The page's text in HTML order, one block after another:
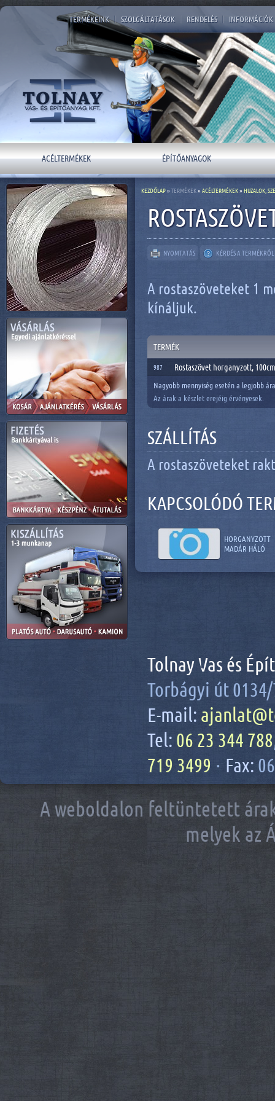
TERMÉKEINK SZOLGÁLTATÁSOK RENDELÉS INFORMÁCIÓK
ACÉLTERMÉKEK ÉPÍTŐANYAGOK
NYOMTATÁS KÉRDÉS A TERMÉKRŐL
A rostaszöveteket 1
kínáljuk.
TERMÉK
987 Rostaszövet horganyzott,
Nagyobb mennyiség esetén a legjobb
Az árak a készlet erejéig érvényesek.
SZÁLLÍTÁS
A rostaszöveteket
KAPCSOLÓDÓ
HORGANYZOTT
MADÁR HÁLÓ
Tolnay Vas és
Torbágyi út
E-mail:
Tel: 06 23 344 788
719 3499 · Fax:
KEZDŐLAP» TERMÉKEK» ACÉLTERMÉKEK» HUZALOK,
A weboldalon feltüntetett
melyek az